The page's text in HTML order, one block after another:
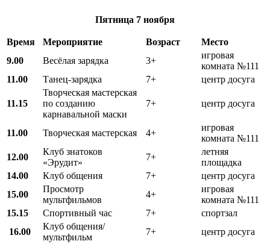
Пятница 7 ноября
Время Мероприятие Возраст
Место
9.00
Весёлая зарядка 3+
игровая
комната №111
11.00
Танец-зарядка 7+ центр досуга
11.15
Творческая мастерская
по созданию
карнавальной маски
7+ центр досуга
11.00 Творческая мастерская 4+
игровая
комната №111
12.00
Клуб знатоков
«Эрудит»
7+
летняя
площадка
14.00 Клуб общения 7+
центр досуга
15.00
Просмотр
мультфильмов
4+
игровая
комната №111
15.15
Спортивный час 7+
спортзал
16.00
Клуб общения/
мультфильм
7+ центр досуга